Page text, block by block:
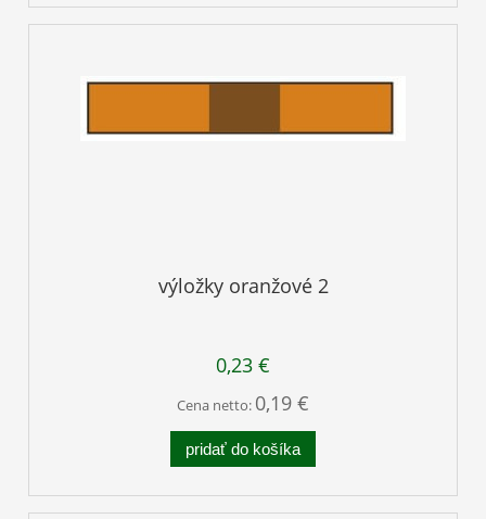
výložky oranžové 2
0,23 €
Cena netto: 0,19 €
pridať do košíka